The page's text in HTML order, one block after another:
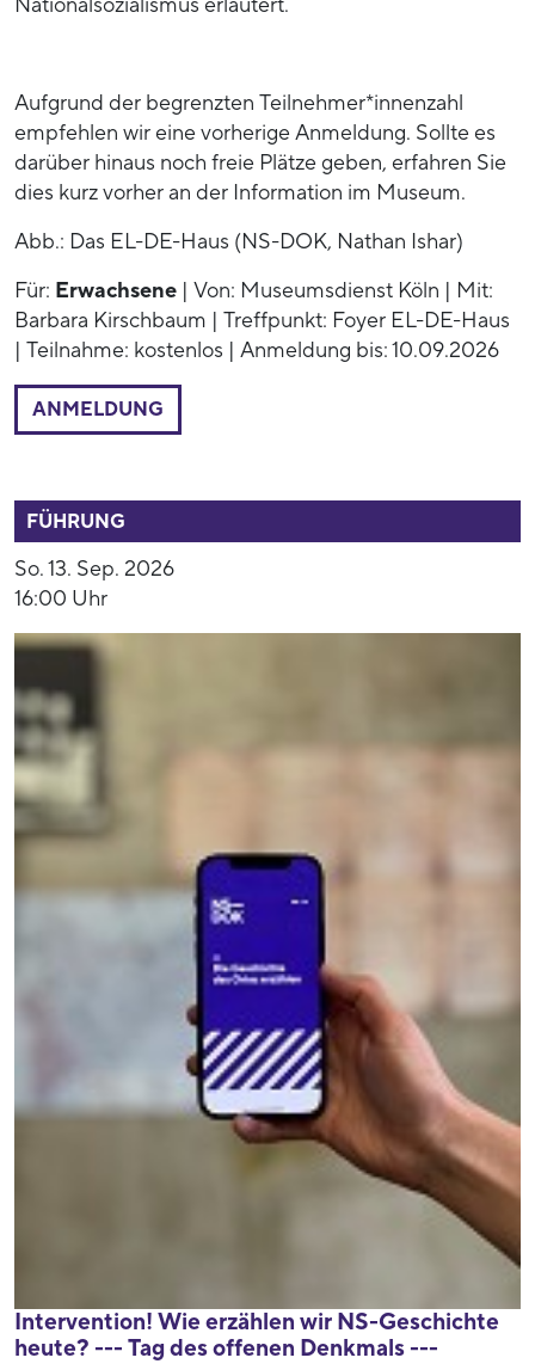
Nationalsozialismus erläutert.
Aufgrund der begrenzten Teilnehmer*innenzahl
empfehlen wir eine vorherige Anmeldung. Sollte es
darüber hinaus noch freie Plätze geben, erfahren Sie
dies kurz vorher an der Information im Museum.
Abb.: Das EL-DE-Haus (NS-DOK, Nathan Ishar)
Für: Erwachsene | Von: Museumsdienst Köln | Mit:
Barbara Kirschbaum | Treffpunkt: Foyer EL-DE-Haus
| Teilnahme: kostenlos | Anmeldung bis: 10.09.2026
ANMELDUNG
FÜHRUNG
So. 13. Sep. 2026
16:00 Uhr
Intervention! Wie erzählen wir NS-Geschichte
heute? --- Tag des offenen Denkmals ---